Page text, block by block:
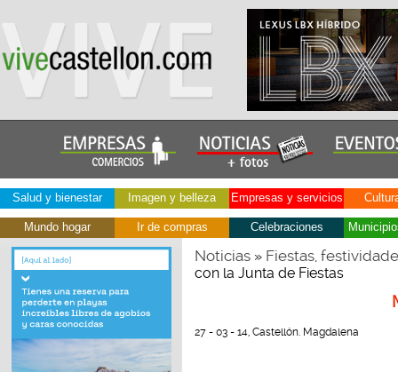
Salud y bienestar Imagen y belleza Empresas y servicios
Mundo hogar Ir de compras Celebraciones
Noticias» Fiestas,
con la Junta de Fiestas
27 - 03 - 14, Castellón. Magdalena